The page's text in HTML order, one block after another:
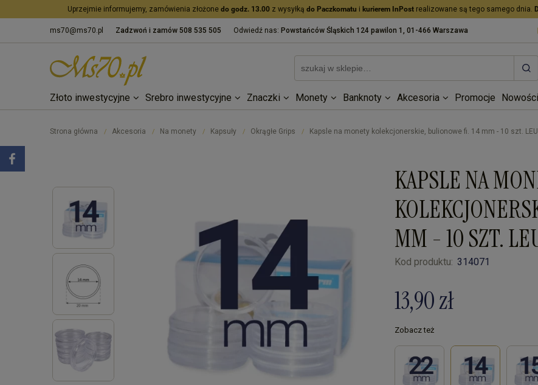
Uprzejmie informujemy, zamówienia złożone do godz. 13.00 z wysyłką do Paczkomatu i kurierem InPost realizowane są tego samego dnia.
ms70@ms70.pl Zadzwoń i zamów 508 535 505 Odwiedź nas: Powstańców Śląskich 124 pawilon 1, 01-466 Warszawa
Złoto inwestycyjne Srebro inwestycyjne Znaczki Monety Banknoty Akcesoria Promocje Nowości
Strona główna / Akcesoria / Na monety / Kapsuły / Okrągłe Grips / Kapsle na monety kolekcjonerskie, bulionowe fi. 14 mm - 10 szt.
KAPSLE NA
MM - 10 SZT.
Kod produktu: 314071
13,90 zł
Zobacz też